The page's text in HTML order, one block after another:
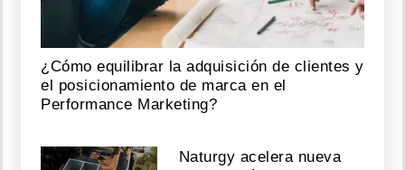
¿Cómo equilibrar la adquisición de clientes y
el posicionamiento de marca en el
Performance Marketing?
Naturgy acelera nueva